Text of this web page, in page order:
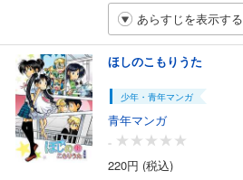
あらすじを表示する
ほしのこもりうた
少年・青年マンガ
青年マンガ
-
220円 (税込)